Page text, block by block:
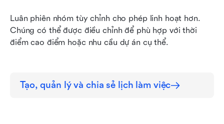
Luân phiên nhóm tùy chỉnh cho phép linh hoạt hơn.
Chúng có thể được điều chỉnh để phù hợp với thời
điểm cao điểm hoặc nhu cầu dự án cụ thể.
Tạo, quản lý và chia sẻ lịch làm việc